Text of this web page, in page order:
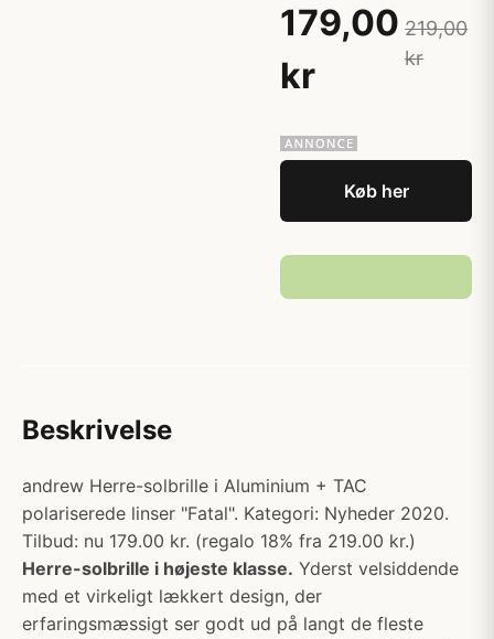
179,00
kr
219,00
kr
Køb her
Beskrivelse
andrew Herre-solbrille i Aluminium + TAC
polariserede linser "Fatal". Kategori: Nyheder 2020.
Tilbud: nu 179.00 kr. (regalo 18% fra 219.00 kr.)
Herre-solbrille i højeste klasse. Yderst velsiddende
med et virkeligt lækkert design, der
erfaringsmæssigt ser godt ud på langt de fleste